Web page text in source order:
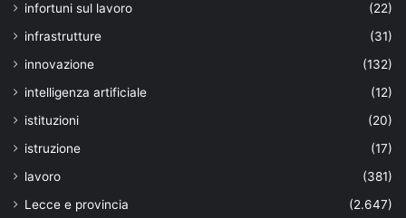
infortuni sul lavoro
(22)
infrastrutture
(31)
innovazione
(132)
intelligenza artificiale
(12)
istituzioni
(20)
istruzione
(17)
lavoro
(381)
Lecce e provincia
(2.647)